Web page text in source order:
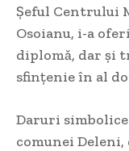
Șeful Centrului
Osoianu, i-a
diplomă, dar și
sfințenie în al
Daruri
comunei